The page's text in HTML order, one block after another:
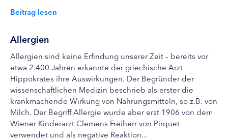
Beitrag lesen
Allergien
Allergien sind keine Erfindung unserer Zeit – bereits vor
etwa 2.400 Jahren erkannte der griechische Arzt
Hippokrates ihre Auswirkungen. Der Begründer der
wissenschaftlichen Medizin beschrieb als erster die
krankmachende Wirkung von Nahrungsmitteln, so z.B. von
Milch. Der Begriff Allergie wurde aber erst 1906 von dem
Wiener Kinderarzt Clemens Freiherr von Pirquet
verwendet und als negative Reaktion...